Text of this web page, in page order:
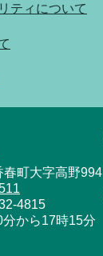
ティについて
町大字高野994
4815
から17時15分